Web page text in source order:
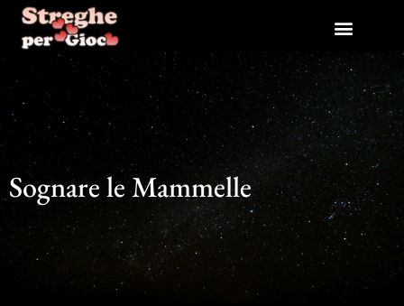
contenuto
Sognare le Mammelle